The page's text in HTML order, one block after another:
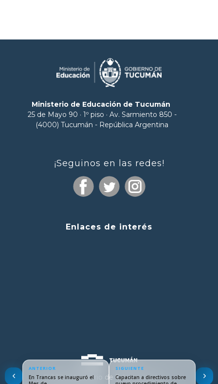
Ministerio de Educación de Tucumán
25 de Mayo 90 · 1º piso · Av. Sarmiento 850 -
(4000) Tucumán - República Argentina
¡Seguinos en las redes!
Enlaces de interés
© 2024 Ministerio de Educación de
ANTERIOR
En Trancas se inauguró el
SIGUIENTE
Capacitan a directivos sobre